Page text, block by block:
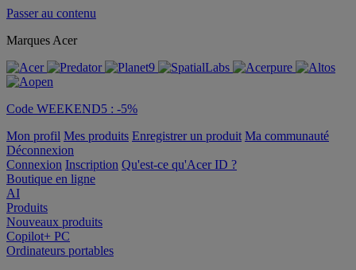
Passer au contenu
Marques Acer
Code WEEKEND5 : -5%
Mon profil Mes produits Enregistrer un produit Ma communauté
Déconnexion
Connexion Inscription Qu'est-ce qu'Acer ID ?
Boutique en ligne
AI
Produits
Nouveaux produits
Copilot+ PC
Ordinateurs portables